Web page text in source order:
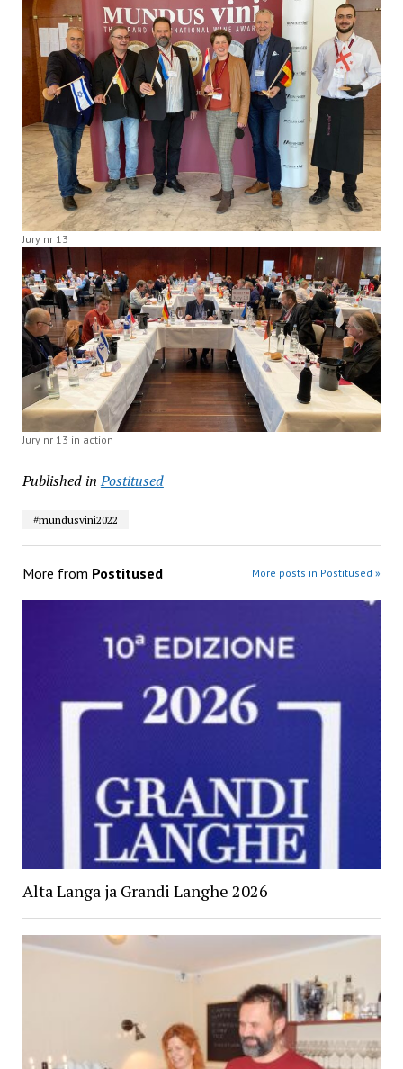
Jury nr 13
Jury nr 13 in action
Published in Postitused
#mundusvini2022
More from Postitused More posts in Postitused »
Alta Langa ja Grandi Langhe 2026